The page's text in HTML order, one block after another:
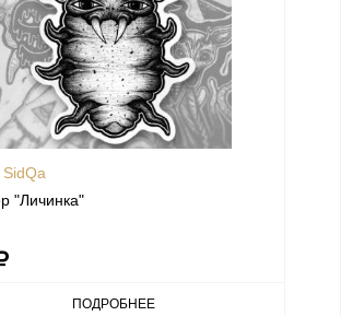
SidQa
"Личинка"
ПОДРОБНЕЕ